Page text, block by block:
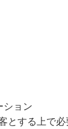
ョン
とする上で